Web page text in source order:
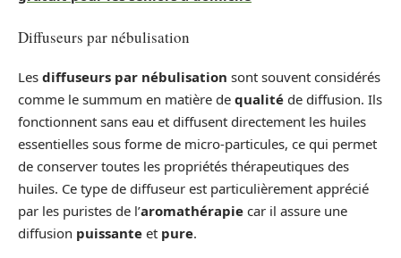
Diffuseurs par nébulisation
Les diffuseurs par nébulisation sont souvent considérés
comme le summum en matière de qualité de diffusion. Ils
fonctionnent sans eau et diffusent directement les huiles
essentielles sous forme de micro-particules, ce qui permet
de conserver toutes les propriétés thérapeutiques des
huiles. Ce type de diffuseur est particulièrement apprécié
par les puristes de l’aromathérapie car il assure une
diffusion puissante et pure.